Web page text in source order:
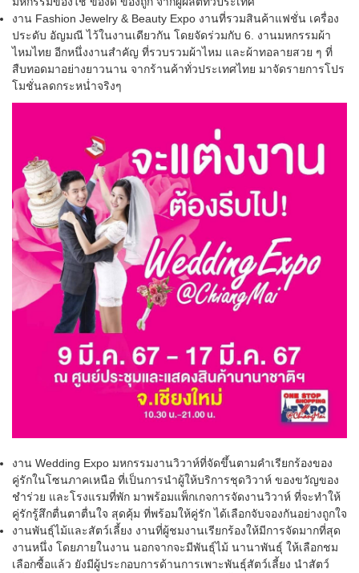
งาน Fashion Jewelry & Beauty Expo งานที่รวมสินค้าแฟชั่น เครื่อง
ประดับ อัญมณี ไว้ในงานเดียวกัน โดยจัดร่วมกับ 6. งานมหกรรมผ้า
ไหมไทย อีกหนึ่งงานสำคัญ ที่รวบรวมผ้าไหม และผ้าทอลายสวย ๆ ที่
สืบทอดมาอย่างยาวนาน จากร้านค้าทั่วประเทศไทย มาจัดรายการโปร
โมชั่นลดกระหน่ำจริงๆ
งาน Wedding Expo มหกรรมงานวิวาห์ที่จัดขึ้นตามคำเรียกร้องของ
คู่รักในโซนภาคเหนือ ที่เป็นการนำผู้ให้บริการชุดวิวาห์ ของขวัญของ
ชำร่วย และโรงแรมที่พัก มาพร้อมแพ็กเกจการจัดงานวิวาห์ ที่จะทำให้
คู่รักรู้สึกตื่นตาตื่นใจ สุดคุ้ม ที่พร้อมให้คู่รัก ได้เลือกจับจองกันอย่างถูกใจ
งานพันธุ์ไม้และสัตว์เลี้ยง งานที่ผู้ชมงานเรียกร้องให้มีการจัดมากที่สุด
งานหนึ่ง โดยภายในงาน นอกจากจะมีพันธุ์ไม้ นานาพันธุ์ ให้เลือกชม
เลือกซื้อแล้ว ยังมีผู้ประกอบการด้านการเพาะพันธุ์สัตว์เลี้ยง นำสัตว์